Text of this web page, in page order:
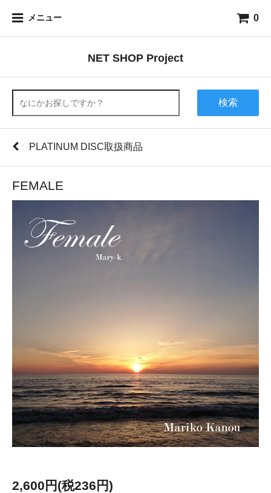
メニュー 0
NET SHOP Project
検索
PLATINUM DISC取扱商品
FEMALE
2,600円(税236円)